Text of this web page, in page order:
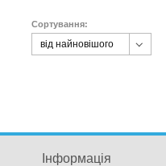
Сортування:
від найновішого
Інформація